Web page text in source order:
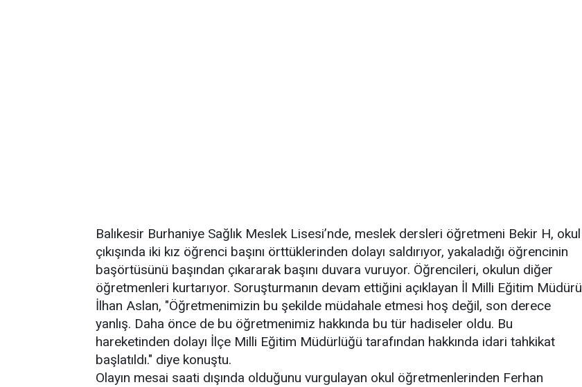
Balıkesir Burhaniye Sağlık Meslek Lisesi’nde, meslek dersleri öğretmeni Bekir H, okul
çıkışında iki kız öğrenci başını örttüklerinden dolayı saldırıyor, yakaladığı öğrencinin
başörtüsünü başından çıkararak başını duvara vuruyor. Öğrencileri, okulun diğer
öğretmenleri kurtarıyor. Soruşturmanın devam ettiğini açıklayan İl Milli Eğitim Müdürü
İlhan Aslan, "Öğretmenimizin bu şekilde müdahale etmesi hoş değil, son derece
yanlış. Daha önce de bu öğretmenimiz hakkında bu tür hadiseler oldu. Bu
hareketinden dolayı İlçe Milli Eğitim Müdürlüğü tarafından hakkında idari tahkikat
başlatıldı." diye konuştu.
Olayın mesai saati dışında olduğunu vurgulayan okul öğretmenlerinden Ferhan